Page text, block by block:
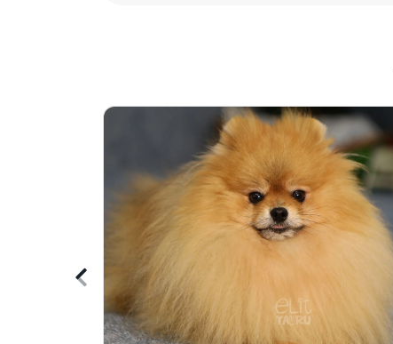
Önceki
içeriği